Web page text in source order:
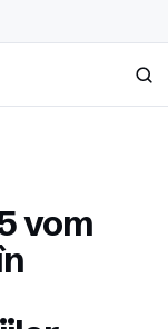
Caută
vom